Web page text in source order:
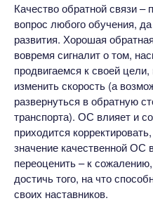
Качество обратной связи
вопрос любого обучения,
развития. Хорошая
вовремя сигналит о том,
продвигаемся к своей
изменить скорость (а
развернуться в обратную
транспорта). ОС влияет и
приходится
значение качественной ОС
переоценить – к
достичь того, на что
своих наставников.